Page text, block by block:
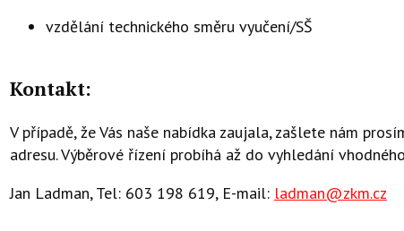
vzdělání technického směru vyučení/SŠ
Kontakt:
V případě, že Vás naše nabídka zaujala, zašlete nám
adresu. Výběrové řízení probíhá až do vyhledání
Jan Ladman, Tel: 603 198 619, E-mail: ladman@zkm.cz